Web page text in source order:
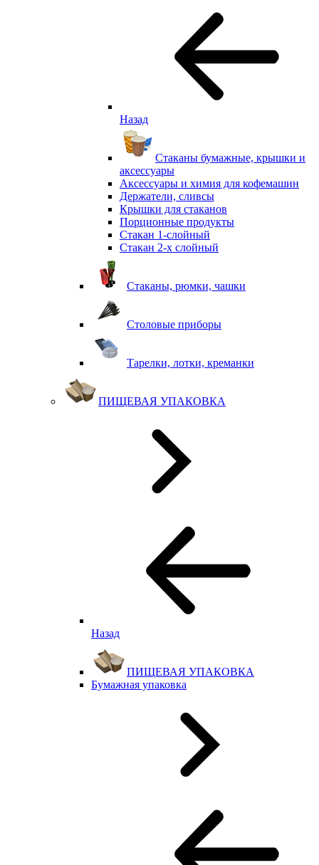
Назад
Стаканы бумажные, крышки и
аксессуары
Аксессуары и химия для кофемашин
Держатели, сливсы
Крышки для стаканов
Порционные продукты
Стакан 1-слойный
Стакан 2-х слойный
Стаканы, рюмки, чашки
Столовые приборы
Тарелки, лотки, креманки
ПИЩЕВАЯ УПАКОВКА
Назад
ПИЩЕВАЯ УПАКОВКА
Бумажная упаковка